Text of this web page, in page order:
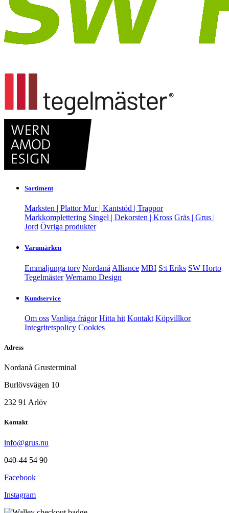
Sortiment
Marksten | PlattorMur | Kantstöd | Trappor
Markkomplettering Singel | Dekorsten | Kross Gräs | Grus |
Jord Övriga produkter
Varumärken
Emmaljunga torv Nordanå Alliance MBI S:t Eriks SW Horto
Tegelmäster Wernamo Design
Kundservice
Om oss Vanliga frågor Hitta hit Kontakt Köpvillkor
Integritetspolicy Cookies
Adress
Nordanå Grusterminal
Burlövsvägen 10
232 91 Arlöv
Kontakt
info@grus.nu
040-44 54 90
Facebook
Instagram